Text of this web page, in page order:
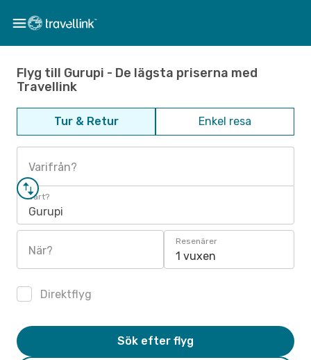
Flyg till Gurupi - De lägsta priserna med
Travellink
Tur & Retur Enkel resa
Varifrån?
Vart?
Gurupi
När?
Resenärer
1 vuxen
Direktflyg
Sök efter flyg